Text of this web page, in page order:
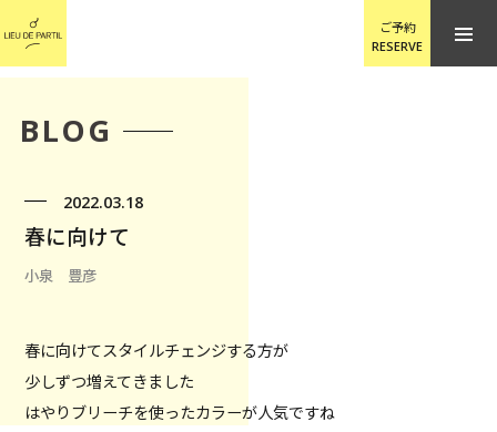
ご予約
RESERVE
BLOG
2022.03.18
春に向けて
小泉 豊彦
春に向けてスタイルチェンジする方が
少しずつ増えてきました
はやりブリーチを使ったカラーが人気ですね